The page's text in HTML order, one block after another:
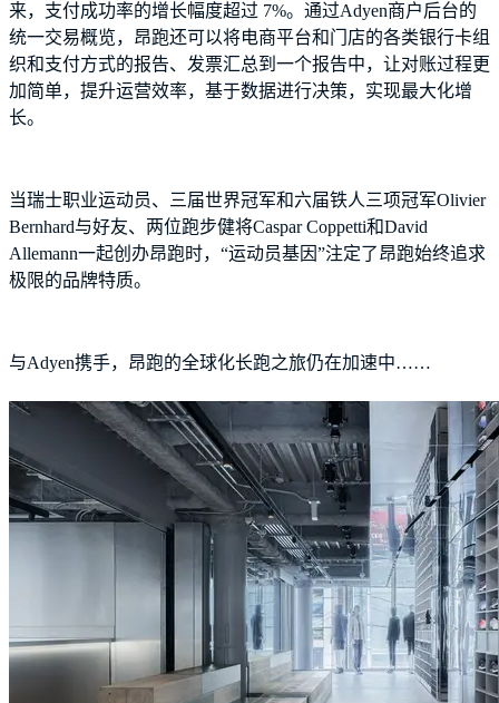
来，支付成功率的增长幅度超过 7%。通过Adyen商户后台的
统一交易概览，昂跑还可以将电商平台和门店的各类银行卡组
织和支付方式的报告、发票汇总到一个报告中，让对账过程更
加简单，提升运营效率，基于数据进行决策，实现最大化增
长。
当瑞士职业运动员、三届世界冠军和六届铁人三项冠军Olivier
Bernhard与好友、两位跑步健将Caspar Coppetti和David
Allemann一起创办昂跑时，“运动员基因”注定了昂跑始终追求
极限的品牌特质。
与Adyen携手，昂跑的全球化长跑之旅仍在加速中……